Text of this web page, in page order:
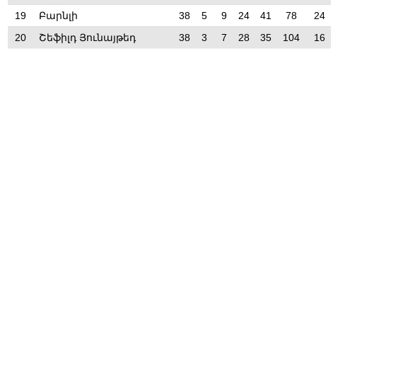
19
Բարնլի 38 5 9 24 41 78
24
20
Շեֆիլդ Յունայթեդ 38 3 7 28 35 104 16